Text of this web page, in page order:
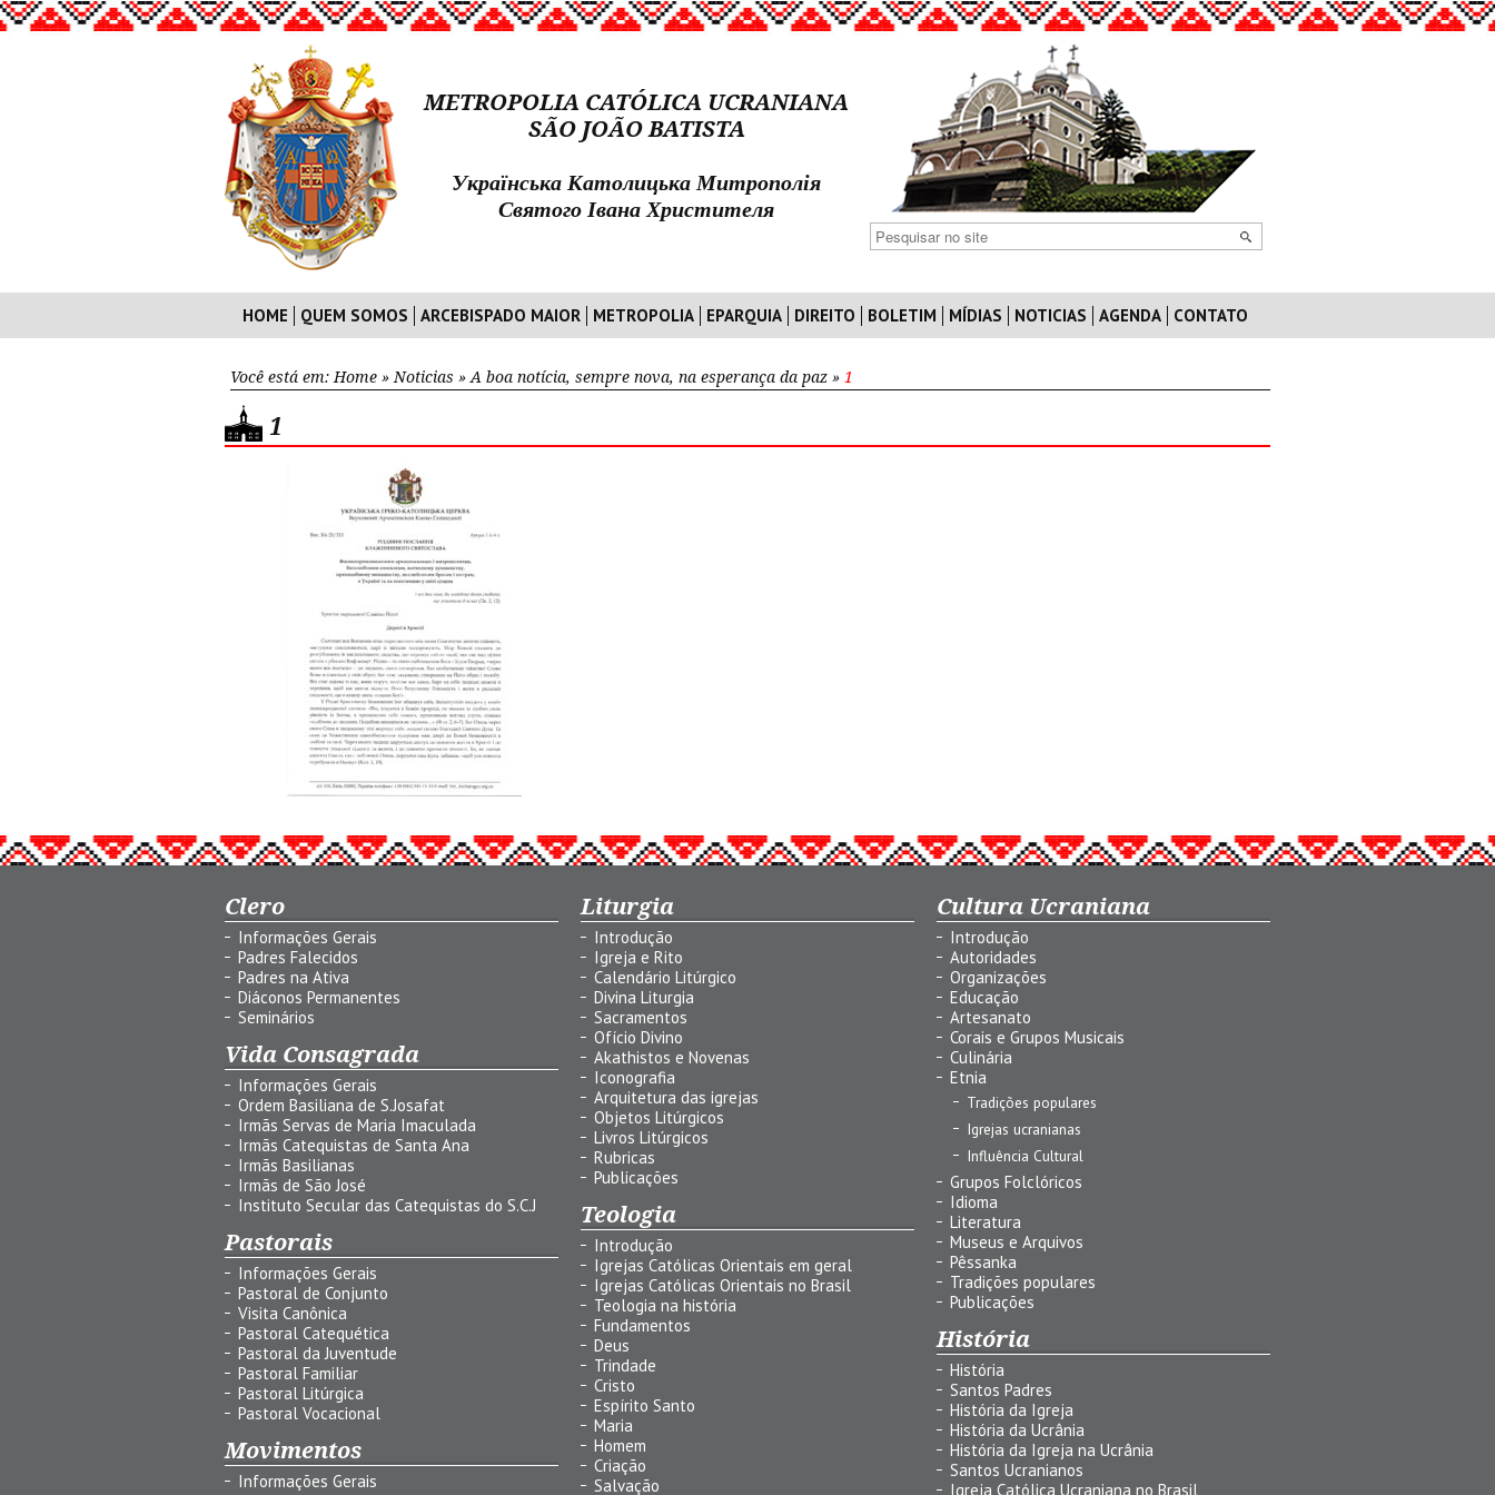
METROPOLIA CATÓLICA UCRANIANA
SÃO JOÃO BATISTA
Українська Католицька Митрополія
Святого Івана Христителя
HOME QUEM SOMOS ARCEBISPADO MAIOR METROPOLIA EPARQUIA DIREITO BOLETIM MÍDIAS NOTICIAS AGENDA CONTATO
Você está em: Home » Noticias » A boa notícia, sempre nova, na esperança da paz » 1
1
Clero
Informações Gerais
Padres Falecidos
Padres na Ativa
Diáconos Permanentes
Seminários
Vida Consagrada
Informações Gerais
Ordem Basiliana de S.Josafat
Irmãs Servas de Maria Imaculada
Irmãs Catequistas de Santa Ana
Irmãs Basilianas
Irmãs de São José
Instituto Secular das Catequistas do S.C.J
Pastorais
Informações Gerais
Pastoral de Conjunto
Visita Canônica
Pastoral Catequética
Pastoral da Juventude
Pastoral Familiar
Pastoral Litúrgica
Pastoral Vocacional
Movimentos
Informações Gerais
Liturgia
Introdução
Igreja e Rito
Calendário Litúrgico
Divina Liturgia
Sacramentos
Ofício Divino
Akathistos e Novenas
Iconografia
Arquitetura das igrejas
Objetos Litúrgicos
Livros Litúrgicos
Rubricas
Publicações
Teologia
Introdução
Igrejas Católicas Orientais em geral
Igrejas Católicas Orientais no Brasil
Teologia na história
Fundamentos
Deus
Trindade
Cristo
Espírito Santo
Maria
Homem
Criação
Salvação
Cultura Ucraniana
Introdução
Autoridades
Organizações
Educação
Artesanato
Corais e Grupos Musicais
Culinária
Etnia
Tradições populares
Igrejas ucranianas
Influência Cultural
Grupos Folclóricos
Idioma
Literatura
Museus e Arquivos
Pêssanka
Tradições populares
Publicações
História
História
Santos Padres
História da Igreja
História da Ucrânia
História da Igreja na Ucrânia
Santos Ucranianos
Igreja Católica Ucraniana no Brasil